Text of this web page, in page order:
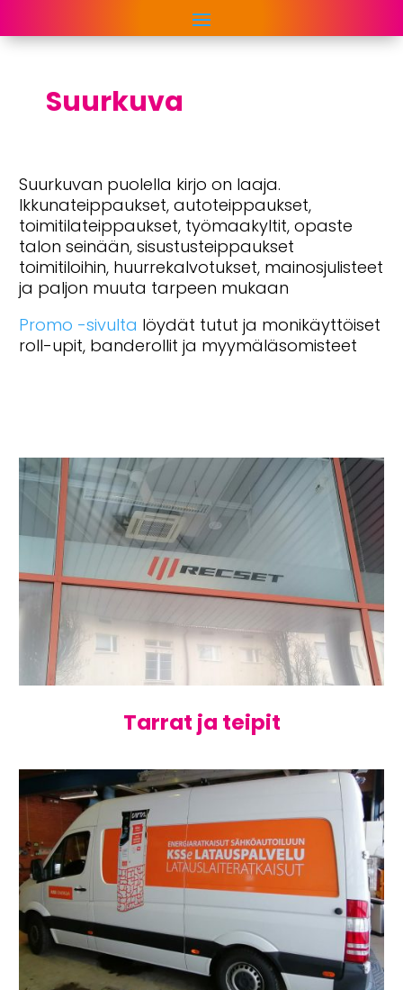
Suurkuva
Suurkuvan puolella kirjo on laaja.
Ikkunateippaukset, autoteippaukset,
toimitilateippaukset, työmaakyltit, opaste
talon seinään, sisustusteippaukset
toimitiloihin, huurrekalvotukset, mainosjulisteet
ja paljon muuta tarpeen mukaan
Promo -sivulta löydät tutut ja monikäyttöiset
roll-upit, banderollit ja myymäläsomisteet
Tarrat ja teipit